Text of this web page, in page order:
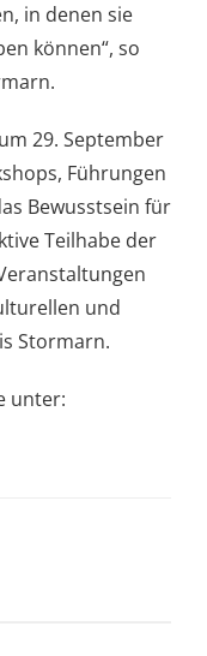
in denen sie
können“, so
29. September
Führungen
Bewusstsein für
Teilhabe der
und
Stormarn.
unter: